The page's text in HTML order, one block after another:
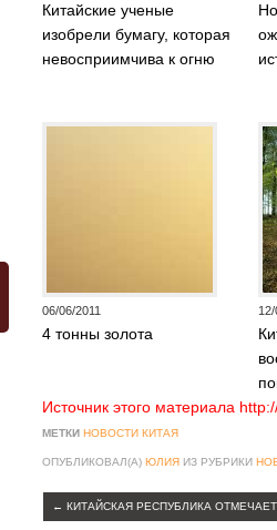
Китайские ученые
изобрели бумагу, которая
невосприимчива к огню
06/06/2011
4 тонны золота
Источник этого материала
МЕТКИ НОВОСТИ КИТАЯ
ОПУБЛИКОВАЛ(А) ЮЛИЯ ИЗ РУБРИКИ
← КИТАЙСКАЯ РЕСПУБЛИКА